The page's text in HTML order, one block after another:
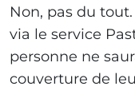
Non, pas du
via le service
personne ne
couverture de